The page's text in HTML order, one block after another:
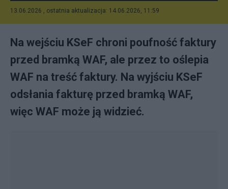
13.06.2026 , ostatnia aktualizacja: 14.06.2026, 11:59
Na wejściu KSeF chroni poufność faktury
przed bramką WAF, ale przez to oślepia
WAF na treść faktury. Na wyjściu KSeF
odsłania fakturę przed bramką WAF,
więc WAF może ją widzieć.